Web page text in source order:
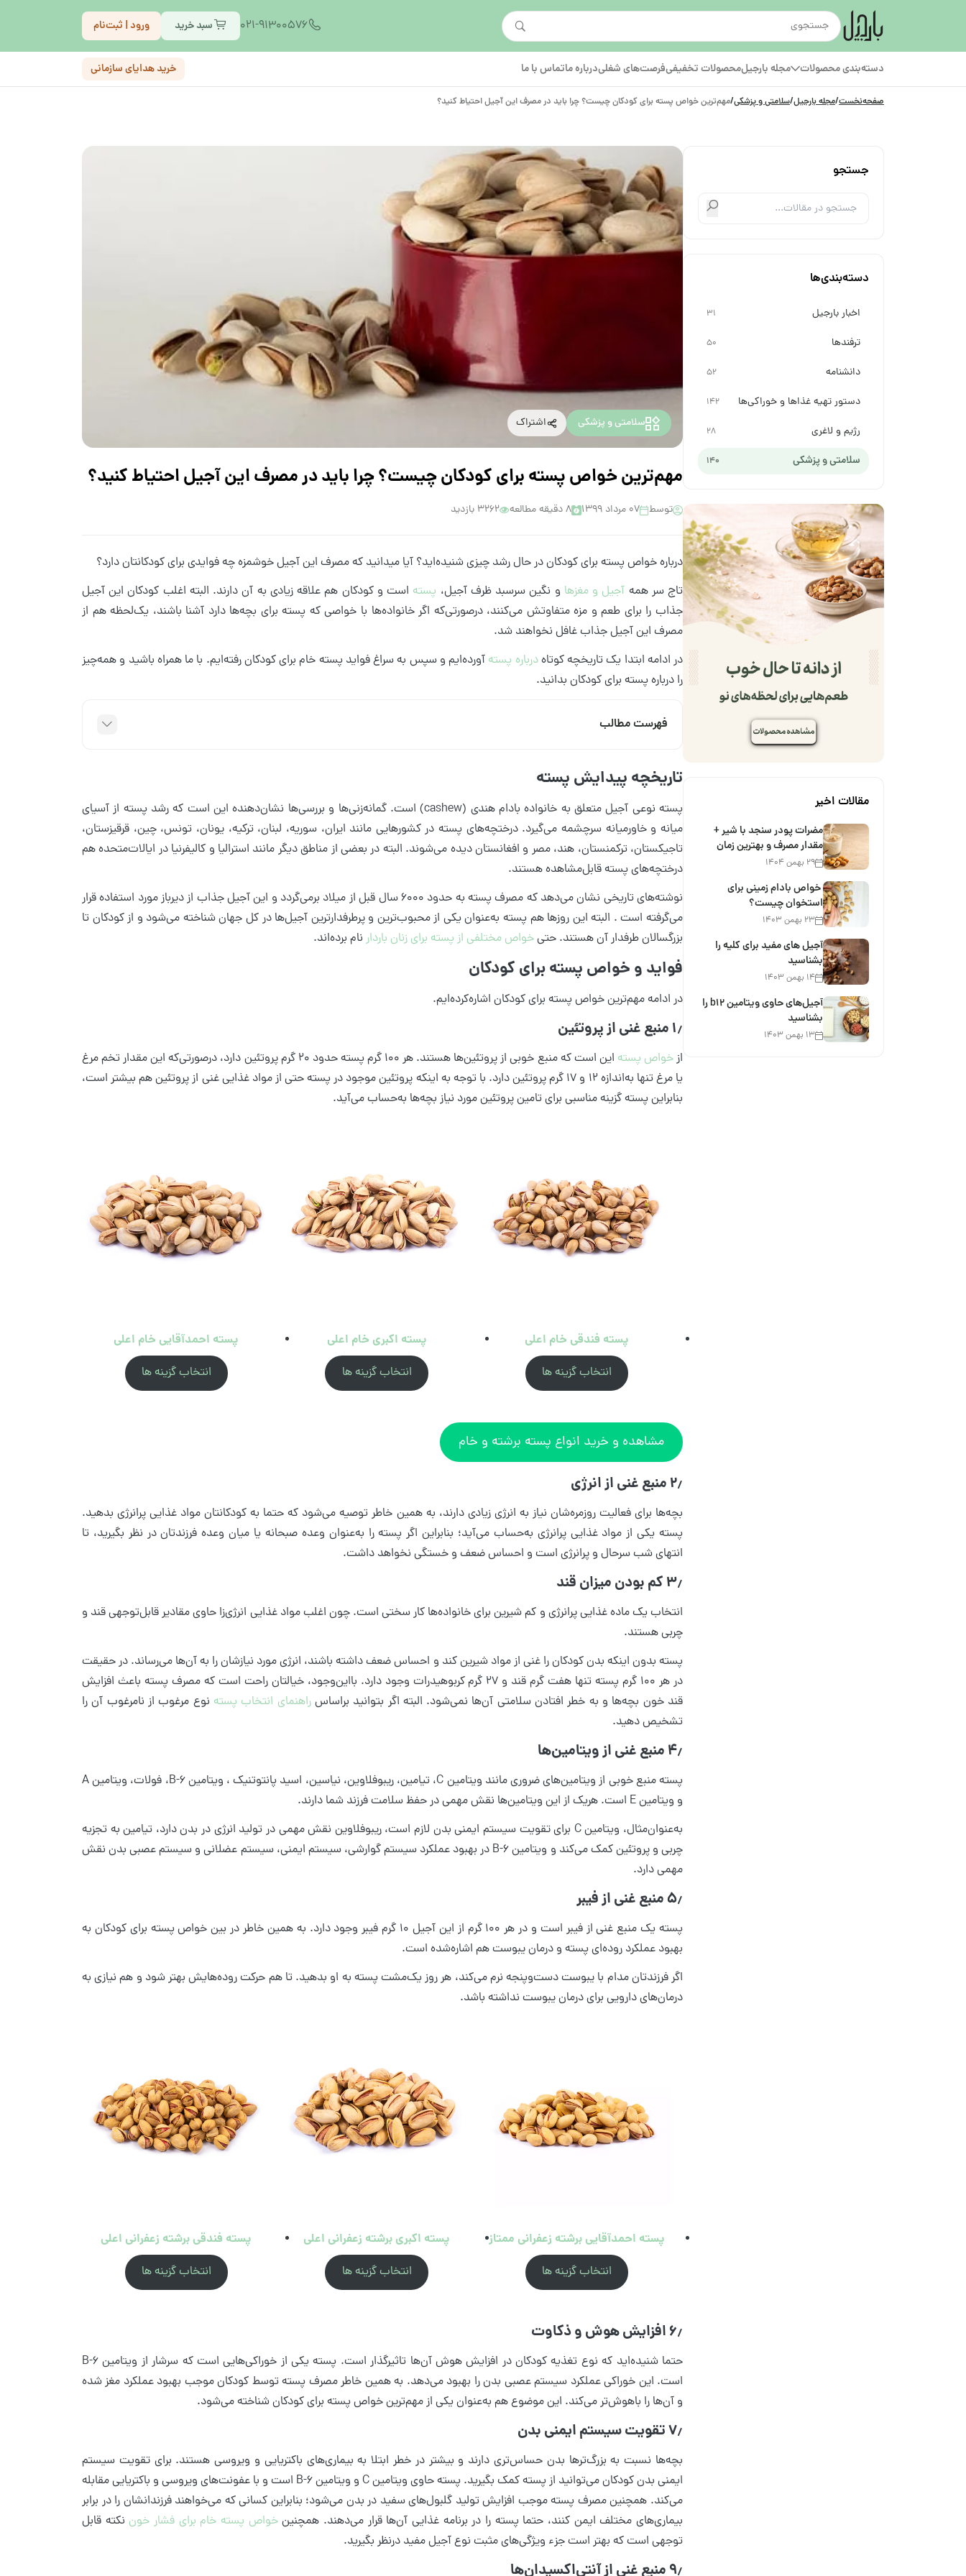
021-91300576 سبد خرید ورود | ثبت‌نام
دسته‌بندی محصولات مجله بارجیلمحصولات تخفیفیفرصت‌های شغلیدرباره ماتماس با ما خرید هدایای سازمانی
صفحه‌نخست/مجله بارجیل/سلامتی و پزشکی/مهم‌ترین خواص پسته برای کودکان چیست؟ چرا باید در مصرف این آجیل احتیاط کنید؟
سلامتی و پزشکی اشتراک
مهم‌ترین خواص پسته برای کودکان چیست؟ چرا باید در مصرف این آجیل احتیاط کنید؟
توسط ۰۷ مرداد ۱۳۹۹ 8 دقیقه مطالعه 3262 بازدید
درباره خواص پسته برای کودکان در حال رشد چیزی شنیده‌اید؟ آیا میدانید که مصرف این آجیل خوشمزه چه فوایدی برای کودکانتان دارد؟
تاج سر همه آجیل‌ و مغزها و نگین سرسبد ظرف آجیل، پسته است و کودکان هم علاقه زیادی به آن دارند. البته اغلب کودکان این آجیل
جذاب را برای طعم و مزه متفاوتش می‌کنند، درصورتی‌که اگر خانواده‌ها با خواصی که پسته برای بچه‌ها دارد آشنا باشند، یک‌لحظه هم از
مصرف این آجیل جذاب غافل نخواهند شد.
در ادامه ابتدا یک تاریخچه کوتاهدرباره پسته آورده‌ایم و سپس به سراغ فواید پسته خام برای کودکان رفته‌ایم. با ما همراه باشید و همه‌چیز
را درباره پسته برای کودکان بدانید.
فهرست مطالب
تاریخچه پیدایش پسته
پسته نوعی آجیل متعلق به خانواده بادام هندی (cashew) است. گمانه‌زنی‌ها و بررسی‌ها نشان‌دهنده این است که رشد پسته از آسیای
میانه و خاورمیانه سرچشمه می‌گیرد. درختچه‌های پسته در کشورهایی مانند ایران، سوریه، لبنان، ترکیه، یونان، تونس، چین، قرقیزستان،
تاجیکستان، ترکمنستان، هند، مصر و افغانستان دیده می‌شوند. البته در بعضی از مناطق دیگر مانند استرالیا و کالیفرنیا در ایالات‌متحده هم
درختچه‌های پسته قابل‌مشاهده هستند.
نوشته‌های تاریخی نشان می‌دهد که مصرف پسته به حدود ۶۰۰۰ سال قبل از میلاد برمی‌گردد و این آجیل جذاب از دیرباز مورد استفاده قرار
می‌گرفته است . البته این روزها هم پسته به‌عنوان یکی از محبوب‌ترین و پرطرفدارترین آجیل‌ها در کل جهان شناخته می‌شود و از کودکان تا
بزرگسالان طرفدار آن هستند. حتیخواص مختلفی از پسته برای زنان باردار نام برده‌اند.
فواید و خواص پسته برای کودکان
در ادامه مهم‌ترین خواص پسته برای کودکان اشاره‌کرده‌ایم.
۱٫ منبع غنی از پروتئین
ازخواص پسته
این است که منبع خوبی از پروتئین‌ها هستند. هر ۱۰۰ گرم پسته حدود ۲۰ گرم پروتئین دارد، درصورتی‌که این مقدار تخم مرغ
یا مرغ تنها به‌اندازه ۱۲ و ۱۷ گرم پروتئین دارد. با توجه به اینکه پروتئین موجود در پسته حتی از مواد غذایی غنی از پروتئین هم بیشتر است،
بنابراین پسته گزینه مناسبی برای تامین پروتئین مورد نیاز بچه‌ها به‌حساب می‌آید.
پسته فندقی خام اعلی
انتخاب گزینه ها
پسته اکبری خام اعلی
انتخاب گزینه ها
پسته احمدآقایی خام اعلی
انتخاب گزینه ها
مشاهده و خرید انواع پسته برشته و خام
۲٫ منبع غنی از انرژی
بچه‌ها برای فعالیت روزمره‌شان نیاز به انرژی زیادی دارند، به همین خاطر توصیه می‌شود که حتما به کودکانتان مواد غذایی پرانرژی بدهید.
پسته یکی از مواد غذایی پرانرژی به‌حساب می‌آید؛ بنابراین اگر پسته را به‌عنوان وعده صبحانه یا میان وعده فرزندتان در نظر بگیرید، تا
انتهای شب سرحال و پرانرژی است و احساس ضعف و خستگی نخواهد داشت.
۳٫ کم بودن میزان قند
انتخاب یک ماده غذایی پرانرژی و کم شیرین برای خانواده‌ها کار سختی است. چون اغلب مواد غذایی انرژی‌زا حاوی مقادیر قابل‌توجهی قند و
چربی هستند.
پسته بدون اینکه بدن کودکان را غنی از مواد شیرین کند و احساس ضعف داشته باشند، انرژی مورد نیازشان را به آن‌ها می‌رساند. در حقیقت
در هر ۱۰۰ گرم پسته تنها هفت گرم قند و ۲۷ گرم کربوهیدرات وجود دارد. بااین‌وجود، خیالتان راحت است که مصرف پسته باعث افزایش
قند خون بچه‌ها و به خطر افتادن سلامتی آن‌ها نمی‌شود. البته اگر بتوانید براساسراهنمای انتخاب پسته نوع مرغوب از نامرغوب آن را
تشخیص دهید.
۴٫ منبع غنی از ویتامین‌ها
پسته منبع خوبی از ویتامین‌های ضروری مانند ویتامین C، تیامین، ریبوفلاوین، نیاسین، اسید پانتوتنیک ، ویتامین B-6، فولات، ویتامین A
و ویتامین E است. هریک از این ویتامین‌ها نقش مهمی در حفظ سلامت فرزند شما دارند.
به‌عنوان‌مثال، ویتامین C برای تقویت سیستم ایمنی بدن لازم است، ریبوفلاوین نقش مهمی در تولید انرژی در بدن دارد، تیامین به تجزیه
چربی و پروتئین کمک می‌کند و ویتامین B-6 در بهبود عملکرد سیستم گوارشی، سیستم ایمنی، سیستم عضلانی و سیستم عصبی بدن نقش
مهمی دارد.
۵٫ منبع غنی از فیبر
پسته یک منبع غنی از فیبر است و در هر ۱۰۰ گرم از این آجیل ۱۰ گرم فیبر وجود دارد. به همین خاطر در بین خواص پسته برای کودکان به
بهبود عملکرد روده‌ای پسته و درمان یبوست هم اشاره‌شده است.
اگر فرزندتان مدام با یبوست دست‌وپنجه نرم می‌کند، هر روز یک‌مشت پسته به او بدهید. تا هم حرکت روده‌هایش بهتر شود و هم نیازی به
درمان‌های دارویی برای درمان یبوست نداشته باشد.
پسته احمدآقایی برشته زعفرانی ممتاز
انتخاب گزینه ها
پسته اکبری برشته زعفرانی اعلی
انتخاب گزینه ها
پسته فندقی برشته زعفرانی اعلی
انتخاب گزینه ها
۶٫ افزایش هوش و ذکاوت
حتما شنیده‌اید که نوع تغذیه کودکان در افزایش هوش آن‌ها تاثیرگذار است. پسته یکی از خوراکی‌هایی است که سرشار از ویتامین B-6
است. این خوراکی عملکرد سیستم عصبی بدن را بهبود می‌دهد. به همین خاطر مصرف پسته توسط کودکان موجب بهبود عملکرد مغز شده
و آن‌ها را باهوش‌تر می‌کند. این موضوع هم به‌عنوان یکی از مهم‌ترین خواص پسته برای کودکان شناخته می‌شود.
۷٫ تقویت سیستم ایمنی بدن
بچه‌ها نسبت به بزرگ‌ترها بدن حساس‌تری دارند و بیشتر در خطر ابتلا به بیماری‌های باکتریایی و ویروسی هستند. برای تقویت سیستم
ایمنی بدن کودکان می‌توانید از پسته کمک بگیرید. پسته حاوی ویتامین C و ویتامین B-6 است و با عفونت‌های ویروسی و باکتریایی مقابله
می‌کند. همچنین مصرف پسته موجب افزایش تولید گلبول‌های سفید در بدن می‌شود؛ بنابراین کسانی که می‌خواهند فرزندانشان را در برابر
بیماری‌های مختلف ایمن کنند، حتما پسته را در برنامه غذایی آن‌ها قرار می‌دهند. همچنینخواص پسته خام برای فشار خون نکته قابل
توجهی است که بهتر است جزء ویژگی‌های مثبت نوع آجیل مفید درنظر بگیرید.
۹٫ منبع غنی از آنتی‌اکسیدان‌ها
جستجو
دسته‌بندی‌ها
اخبار بارجیل 31
ترفندها 50
دانشنامه 52
دستور تهیه غذاها و خوراکی‌ها 142
رژیم و لاغری 28
سلامتی و پزشکی 140
مقالات اخیر
مضرات پودر سنجد با شیر +
مقدار مصرف و بهترین زمان
۲۹ بهمن ۱۴۰۴
خواص بادام زمینی برای
استخوان چیست؟
۲۳ بهمن ۱۴۰۳
آجیل های مفید برای کلیه را
بشناسید
۱۴ بهمن ۱۴۰۳
آجیل‌های حاوی ویتامین b12 را
بشناسید
۱۳ بهمن ۱۴۰۳